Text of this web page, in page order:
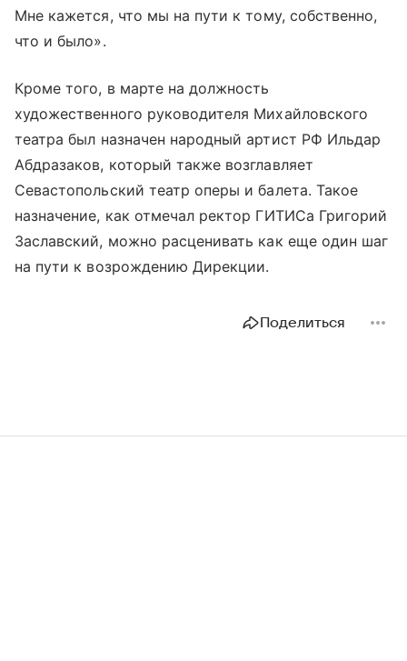
Мне кажется, что мы на пути к тому, собственно,
что и было».
Кроме того, в марте на должность
художественного руководителя Михайловского
театра был назначен народный артист РФ Ильдар
Абдразаков, который также возглавляет
Севастопольский театр оперы и балета. Такое
назначение, как отмечал ректор ГИТИСа Григорий
Заславский, можно расценивать как еще один шаг
на пути к возрождению Дирекции.
Поделиться